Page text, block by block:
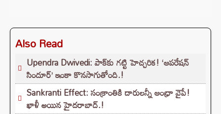
Also Read
Upendra Dwivedi: పాక్‌కు గట్టి హెచ్చరిక! ‘ఆపరేషన్
సిందూర్’ ఇంకా కొనసాగుతోంది.!
Sankranti Effect: సంక్రాంతికి దారులన్నీ ఆంధ్రా వైపే!
ఖాళీ అయిన హైదరాబాద్.!